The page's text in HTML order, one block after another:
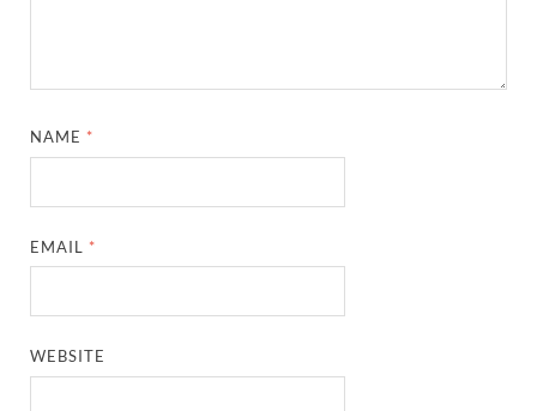
NAME *
EMAIL *
WEBSITE